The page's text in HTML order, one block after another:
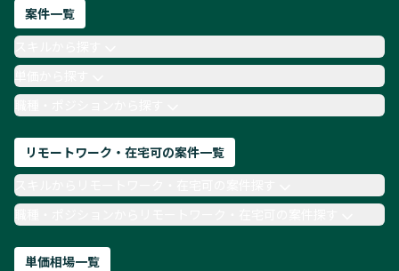
ネットワークエンジニア
AIエンジニア
Webデザイナー
月収100万円 業務委託
COBOL
Ruby
TypeScript
Laravel AWS
案件一覧
単価から探す
職種・ポジションから探す
リモートワーク・在宅可の案件一覧
職種・ポジションからリモートワーク・在宅可の案件探す
単価相場一覧